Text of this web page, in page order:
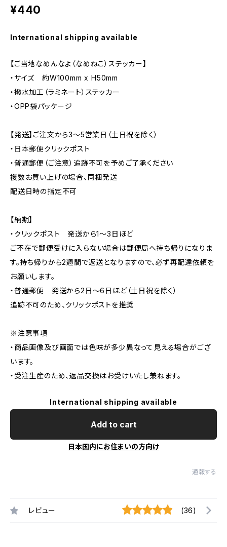
¥440
International shipping available
【ご当地なめんなよ（なめねこ）ステッカー】
・サイズ 約W100mm x H50mm
・撥水加工（ラミネート）ステッカー
・OPP袋パッケージ
【発送】ご注文から3〜5営業日（土日祝を除く）
・日本郵便クリックポスト
・普通郵便（ご注意）追跡不可を予めご了承ください
複数お買い上げの場合、同梱発送
配送日時の指定不可
【納期】
・クリックポスト 発送から1〜3日ほど
ご不在で郵便受けに入らない場合は郵便局へ持ち帰りになりま
す。持ち帰りから2週間で返送となりますので、必ず再配達依頼を
お願いします。
・普通郵便 発送から2日〜6日ほど（土日祝を除く）
追跡不可のため、クリックポストを推奨
※注意事項
・商品画像及び画面では色味が多少異なって見える場合がござ
います。
・受注生産のため、返品交換はお受けいたし兼ねます。
International shipping available
Add to cart
日本国内にお住まいの方向け
通報する
レビュー (36)